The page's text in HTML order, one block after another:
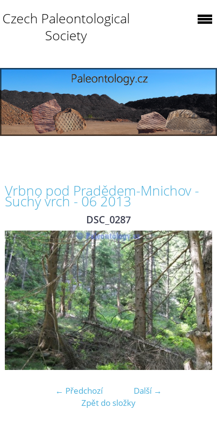
Czech Paleontological
Society
Vrbno pod Pradědem-Mnichov -
Suchý vrch - 06 2013
DSC_0287
← Předchozí
Další →
Zpět do složky